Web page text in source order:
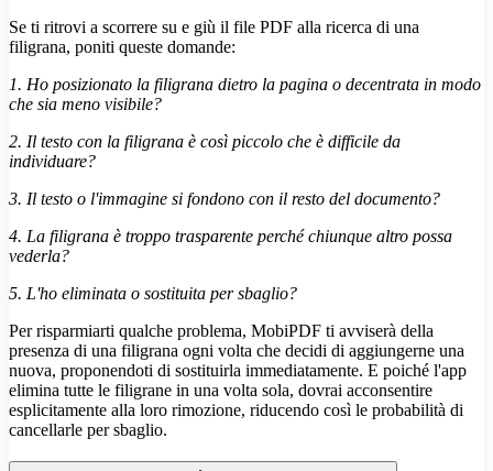
Se ti ritrovi a scorrere su e giù il file PDF alla ricerca di una
filigrana, poniti queste domande:
1. Ho posizionato la filigrana dietro la pagina o decentrata in modo
che sia meno visibile?
2. Il testo con la filigrana è così piccolo che è difficile da
individuare?
3. Il testo o l'immagine si fondono con il resto del documento?
4. La filigrana è troppo trasparente perché chiunque altro possa
vederla?
5. L'ho eliminata o sostituita per sbaglio?
Per risparmiarti qualche problema, MobiPDF ti avviserà della
presenza di una filigrana ogni volta che decidi di aggiungerne una
nuova, proponendoti di sostituirla immediatamente. E poiché l'app
elimina tutte le filigrane in una volta sola, dovrai acconsentire
esplicitamente alla loro rimozione, riducendo così le probabilità di
cancellarle per sbaglio.